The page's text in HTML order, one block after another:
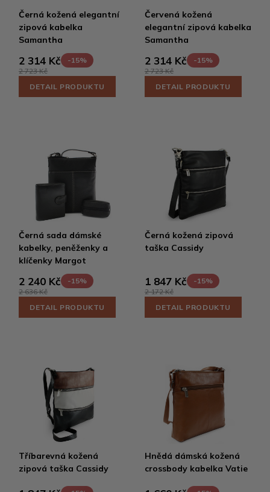
Černá kožená elegantní
zipová kabelka
Samantha
2 314 Kč
-15%
2 723 Kč
DETAIL PRODUKTU
Červená kožená
elegantní zipová kabelka
Samantha
2 314 Kč
-15%
2 723 Kč
DETAIL PRODUKTU
Černá sada dámské
kabelky, peněženky a
klíčenky Margot
2 240 Kč
-15%
2 636 Kč
DETAIL PRODUKTU
Černá kožená zipová
taška Cassidy
1 847 Kč
-15%
2 172 Kč
DETAIL PRODUKTU
Tříbarevná kožená
zipová taška Cassidy
Hnědá dámská kožená
crossbody kabelka Vatie